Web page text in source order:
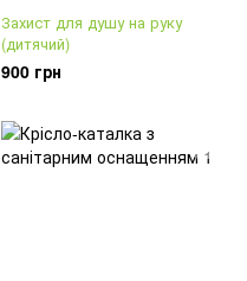
Захист для душу на руку
(дитячий)
900 грн